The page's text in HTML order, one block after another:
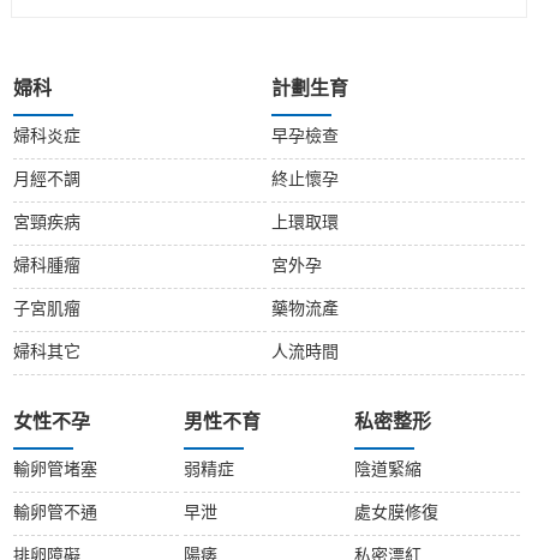
婦科
婦科炎症
月經不調
宮頸疾病
婦科腫瘤
子宮肌瘤
婦科其它
計劃生育
早孕檢查
終止懷孕
上環取環
宮外孕
藥物流產
人流時間
女性不孕
輸卵管堵塞
輸卵管不通
男性不育
弱精症
早泄
私密整形
陰道緊縮
處女膜修復